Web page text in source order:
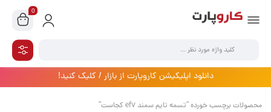
0
دانلود اپلیکیشن کاروپارت از بازار / کلیک کنید!
محصولات برچسب خورده “تسمه تایم سمند ef7 کجاست”